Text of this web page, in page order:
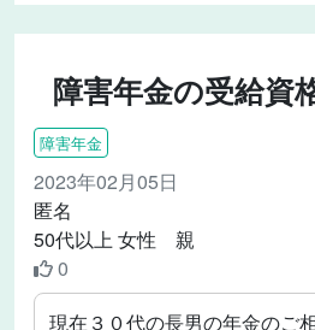
障害年金の受給資
障害年金
2023年02月05日
匿名
50代以上 女性 親
0
現在３０代の長男の年金のご